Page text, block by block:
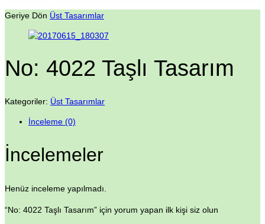
Geriye Dön Üst Tasarımlar
No: 4022 Taşlı Tasarım
Kategoriler: Üst Tasarımlar
İnceleme (0)
İncelemeler
Henüz inceleme yapılmadı.
“No: 4022 Taşlı Tasarım” için yorum yapan ilk kişi siz olun